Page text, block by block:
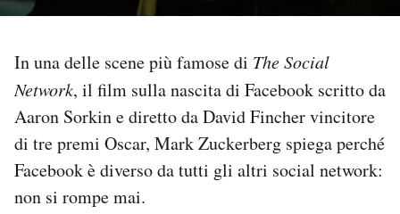
I MIEI PREFERITI
SHOP
In una delle scene più famose di The Social
Network, il film sulla nascita di Facebook scritto da
Aaron Sorkin e diretto da David Fincher vincitore
di tre premi Oscar, Mark Zuckerberg spiega perché
Facebook è diverso da tutti gli altri social network:
non si rompe mai.